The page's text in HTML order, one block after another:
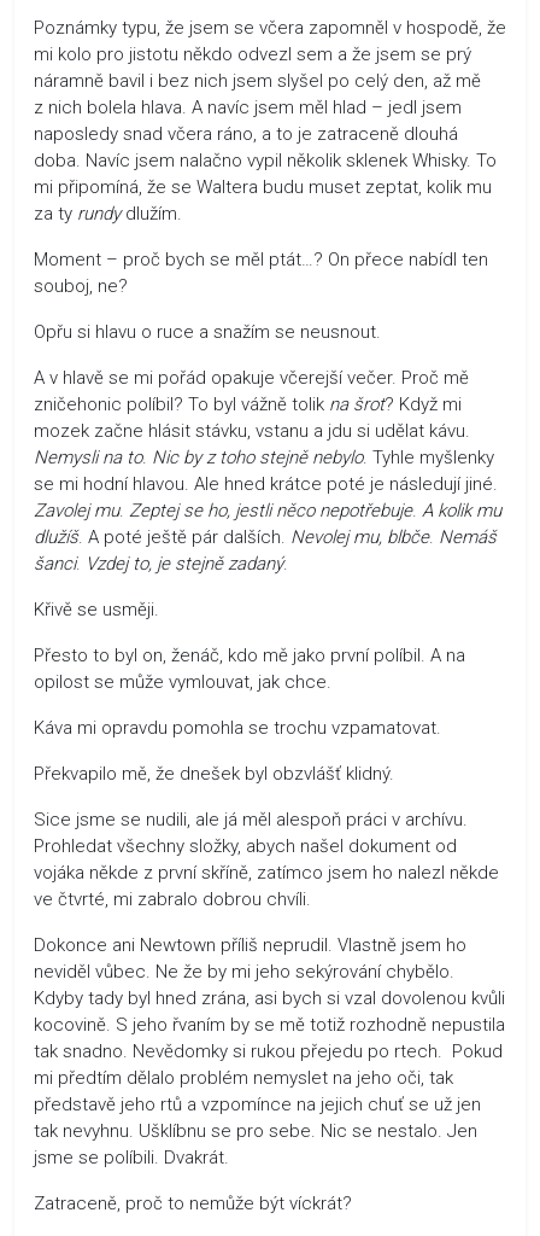
Poznámky typu, že jsem se včera zapomněl v hospodě, že
mi kolo pro jistotu někdo odvezl sem a že jsem se prý
náramně bavil i bez nich jsem slyšel po celý den, až mě
z nich bolela hlava. A navíc jsem měl hlad – jedl jsem
naposledy snad včera ráno, a to je zatraceně dlouhá
doba. Navíc jsem nalačno vypil několik sklenek Whisky. To
mi připomíná, že se Waltera budu muset zeptat, kolik mu
za ty rundydlužím.
Moment – proč bych se měl ptát…? On přece nabídl ten
souboj, ne?
Opřu si hlavu o ruce a snažím se neusnout.
A v hlavě se mi pořád opakuje včerejší večer. Proč mě
zničehonic políbil? To byl vážně tolik na šrot? Když mi
mozek začne hlásit stávku, vstanu a jdu si udělat kávu.
Nemysli na to. Nic by z toho stejně nebylo. Tyhle myšlenky
se mi hodní hlavou. Ale hned krátce poté je následují jiné.
Zavolej mu. Zeptej se ho, jestli něco nepotřebuje. A kolik mu
dlužíš. A poté ještě pár dalších. Nevolej mu, blbče. Nemáš
šanci. Vzdej to, je stejně zadaný.
Křivě se usměji.
Přesto to byl on, ženáč, kdo mě jako první políbil. A na
opilost se může vymlouvat, jak chce.
Káva mi opravdu pomohla se trochu vzpamatovat.
Překvapilo mě, že dnešek byl obzvlášť klidný.
Sice jsme se nudili, ale já měl alespoň práci v archívu.
Prohledat všechny složky, abych našel dokument od
vojáka někde z první skříně, zatímco jsem ho nalezl někde
ve čtvrté, mi zabralo dobrou chvíli.
Dokonce ani Newtown příliš neprudil. Vlastně jsem ho
neviděl vůbec. Ne že by mi jeho sekýrování chybělo.
Kdyby tady byl hned zrána, asi bych si vzal dovolenou kvůli
kocovině. S jeho řvaním by se mě totiž rozhodně nepustila
tak snadno. Nevědomky si rukou přejedu po rtech. Pokud
mi předtím dělalo problém nemyslet na jeho oči, tak
představě jeho rtů a vzpomínce na jejich chuť se už jen
tak nevyhnu. Ušklíbnu se pro sebe. Nic se nestalo. Jen
jsme se políbili. Dvakrát.
Zatraceně, proč to nemůže být víckrát?